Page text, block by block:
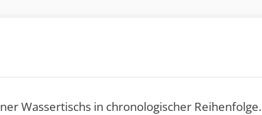
Wassertischs in chronologischer Reihenfolge.